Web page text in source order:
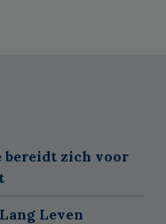
bereidt zich voor
Leven